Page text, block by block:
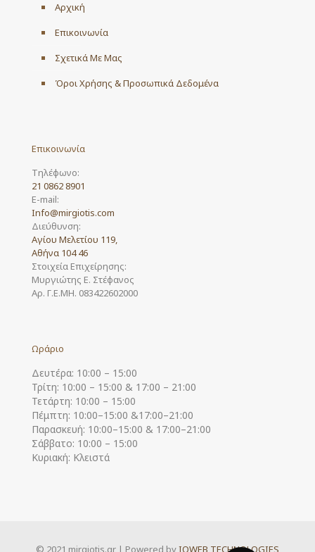
Αρχική
Επικοινωνία
Σχετικά Με Μας
Όροι Χρήσης & Προσωπικά Δεδομένα
Επικοινωνία
Τηλέφωνο:
21 0862 8901
E-mail:
Info@mirgiotis.com
Διεύθυνση:
Αγίου Μελετίου 119,
Αθήνα 104 46
Στοιχεία Επιχείρησης:
Μυργιώτης Ε. Στέφανος
Αρ. Γ.Ε.ΜΗ. 083422602000
Ωράριο
Δευτέρα: 10:00 – 15:00
Τρίτη: 10:00 – 15:00 & 17:00 – 21:00
Τετάρτη: 10:00 – 15:00
Πέμπτη: 10:00–15:00 &17:00–21:00
Παρασκευή: 10:00–15:00 & 17:00–21:00
Σάββατο: 10:00 – 15:00
Κυριακή: Κλειστά
© 2021 mirgiotis.gr | Powered byIOWEB TECHNOLOGIES